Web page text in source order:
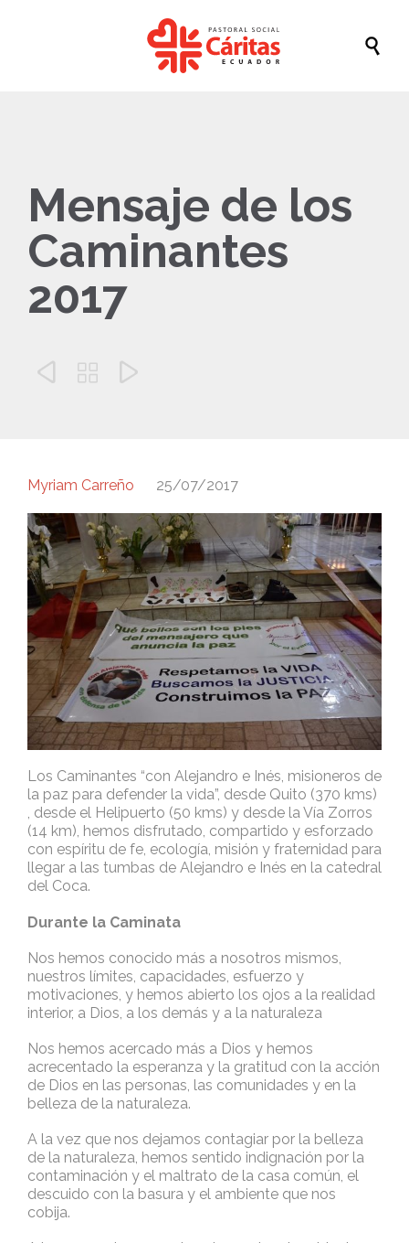

Mensaje de los
Caminantes
2017
  
Myriam Carreño 25/07/2017
Los Caminantes “con Alejandro e Inés, misioneros de
la paz para defender la vida”, desde Quito (370 kms)
, desde el Helipuerto (50 kms) y desde la Vía Zorros
(14 km), hemos disfrutado, compartido y esforzado
con espíritu de fe, ecología, misión y fraternidad para
llegar a las tumbas de Alejandro e Inés en la catedral
del Coca.
Durante la Caminata
Nos hemos conocido más a nosotros mismos,
nuestros límites, capacidades, esfuerzo y
motivaciones, y hemos abierto los ojos a la realidad
interior, a Dios, a los demás y a la naturaleza
Nos hemos acercado más a Dios y hemos
acrecentado la esperanza y la gratitud con la acción
de Dios en las personas, las comunidades y en la
belleza de la naturaleza.
A la vez que nos dejamos contagiar por la belleza
de la naturaleza, hemos sentido indignación por la
contaminación y el maltrato de la casa común, el
descuido con la basura y el ambiente que nos
cobija.